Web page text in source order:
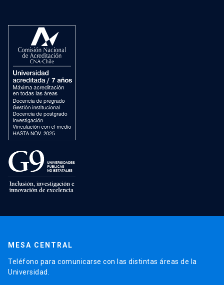
MESA CENTRAL
Teléfono para comunicarse con las distintas áreas de la
Universidad.